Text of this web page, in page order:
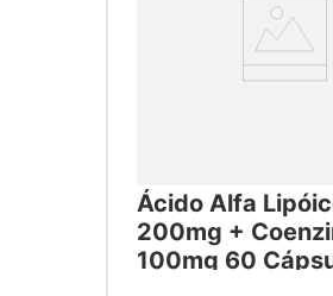
Ácido Alfa
200mg +
100mg 60